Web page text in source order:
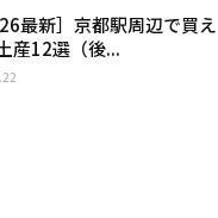
最新］京都駅周辺で買え
産12選（後...